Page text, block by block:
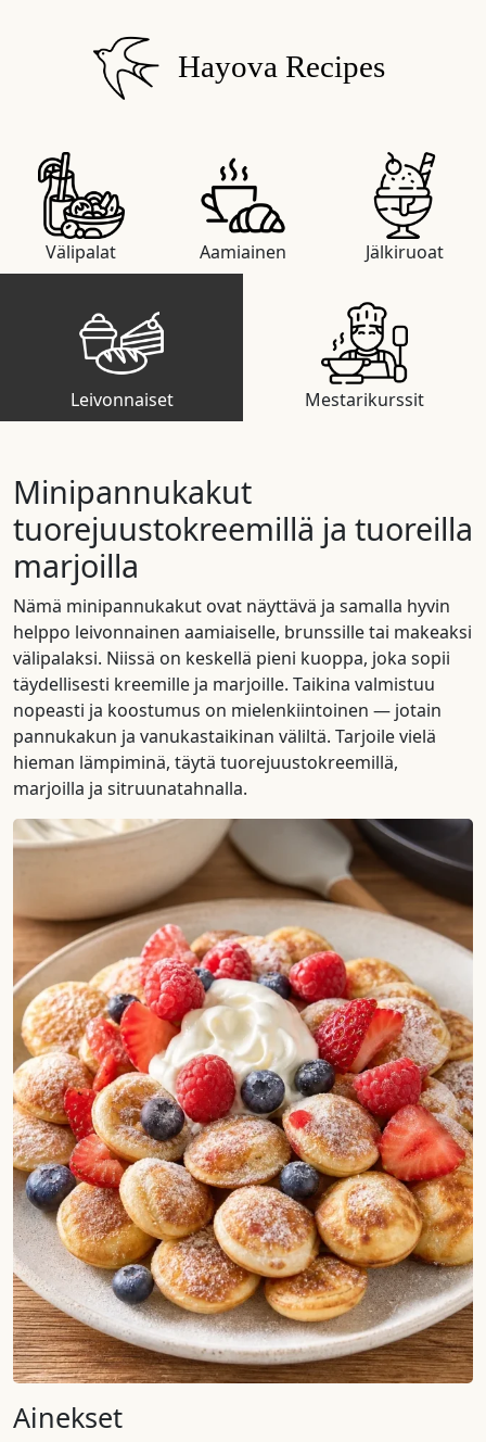
Hayova Recipes
Välipalat Aamiainen Jälkiruoat
Leivonnaiset Mestarikurssit
Minipannukakut
tuorejuustokreemillä ja tuoreilla
marjoilla
Nämä minipannukakut ovat näyttävä ja samalla hyvin
helppo leivonnainen aamiaiselle, brunssille tai makeaksi
välipalaksi. Niissä on keskellä pieni kuoppa, joka sopii
täydellisesti kreemille ja marjoille. Taikina valmistuu
nopeasti ja koostumus on mielenkiintoinen — jotain
pannukakun ja vanukastaikinan väliltä. Tarjoile vielä
hieman lämpiminä, täytä tuorejuustokreemillä,
marjoilla ja sitruunatahnalla.
Ainekset